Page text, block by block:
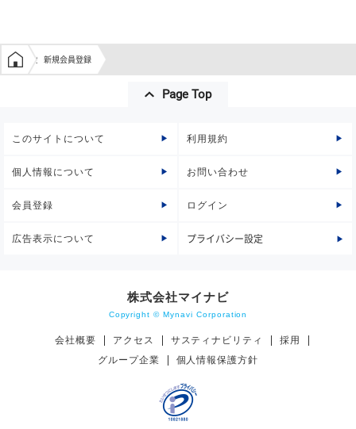
学生の窓口トップ
新規会員登録
Page Top
このサイトについて 利用規約
個人情報について お問い合わせ
会員登録 ログイン
広告表示について プライバシー設定
株式会社マイナビ
Copyright © Mynavi Corporation
会社概要 アクセス サスティナビリティ
採用
グループ企業
個人情報保護方針